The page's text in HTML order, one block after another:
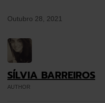
Outubro 28, 2021
SÍLVIA BARREIROS
AUTHOR